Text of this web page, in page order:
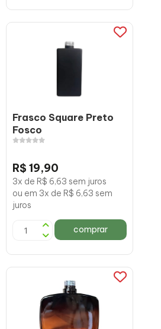
Frasco Square Preto
Fosco
R$ 19,90
3x de R$ 6,63 sem juros
ou em 3x de R$ 6,63 sem
juros
comprar